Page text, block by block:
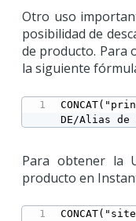
Otro uso
posibilidad de
de producto. Para
la siguiente
DE/Alias
Para obtener la
producto en